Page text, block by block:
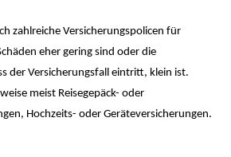
zahlreiche Versicherungspolicen für
eher gering sind oder die
der Versicherungsfall eintritt, klein ist.
meist Reisegepäck- oder
Hochzeits- oder Geräteversicherungen.